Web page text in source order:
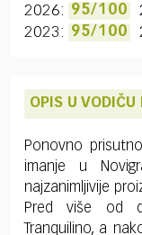
2026: 95/100
2023: 95/100
OPIS U VODIČU
Ponovno
imanje u
najzanimljivije
Pred više od
Tranquilino, a